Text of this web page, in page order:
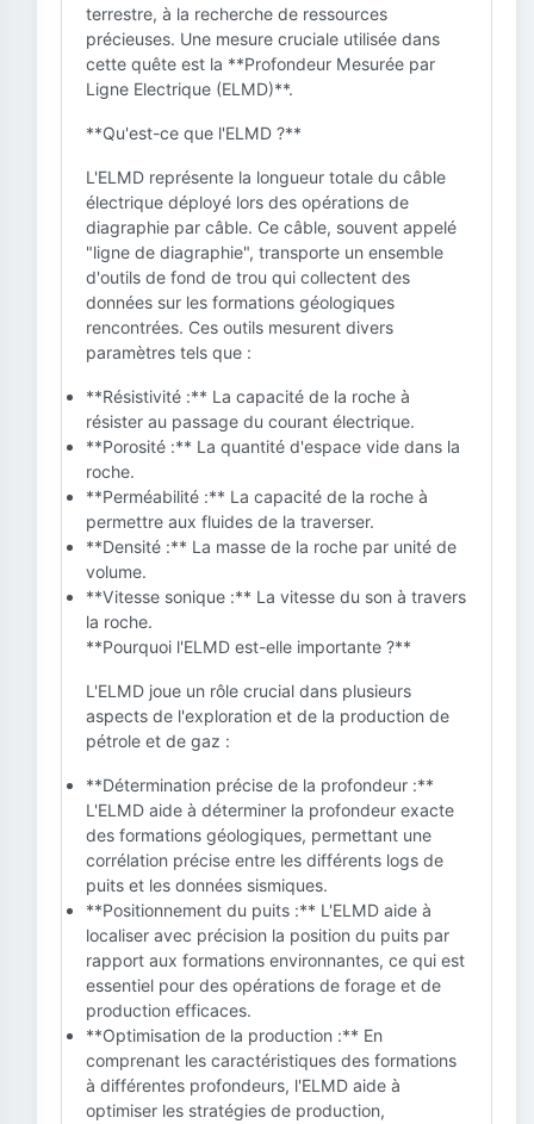
terrestre, à la recherche de ressources
précieuses. Une mesure cruciale utilisée dans
cette quête est la **Profondeur Mesurée par
Ligne Electrique (ELMD)**.
**Qu'est-ce que l'ELMD ?**
L'ELMD représente la longueur totale du câble
électrique déployé lors des opérations de
diagraphie par câble. Ce câble, souvent appelé
"ligne de diagraphie", transporte un ensemble
d'outils de fond de trou qui collectent des
données sur les formations géologiques
rencontrées. Ces outils mesurent divers
paramètres tels que :
**Résistivité :** La capacité de la roche à
résister au passage du courant électrique.
**Porosité :** La quantité d'espace vide dans la
roche.
**Perméabilité :** La capacité de la roche à
permettre aux fluides de la traverser.
**Densité :** La masse de la roche par unité de
volume.
**Vitesse sonique :** La vitesse du son à travers
la roche.
**Pourquoi l'ELMD est-elle importante ?**
L'ELMD joue un rôle crucial dans plusieurs
aspects de l'exploration et de la production de
pétrole et de gaz :
**Détermination précise de la profondeur :**
L'ELMD aide à déterminer la profondeur exacte
des formations géologiques, permettant une
corrélation précise entre les différents logs de
puits et les données sismiques.
**Positionnement du puits :** L'ELMD aide à
localiser avec précision la position du puits par
rapport aux formations environnantes, ce qui est
essentiel pour des opérations de forage et de
production efficaces.
**Optimisation de la production :** En
comprenant les caractéristiques des formations
à différentes profondeurs, l'ELMD aide à
optimiser les stratégies de production,